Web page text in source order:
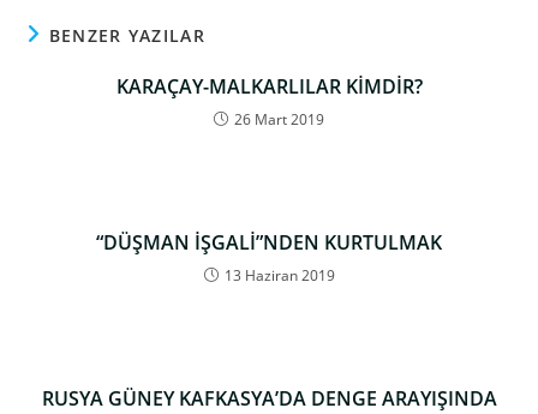
BENZER YAZILAR
KARAÇAY-MALKARLILAR KİMDİR?
26 Mart 2019
“DÜŞMAN İŞGALİ”NDEN KURTULMAK
13 Haziran 2019
RUSYA GÜNEY KAFKASYA’DA DENGE ARAYIŞINDA